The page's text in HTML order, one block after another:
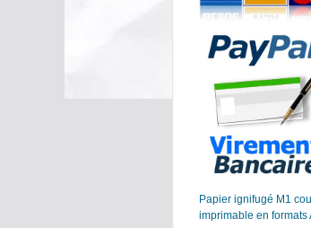
Papier ignifugé M1
imprimable en formats